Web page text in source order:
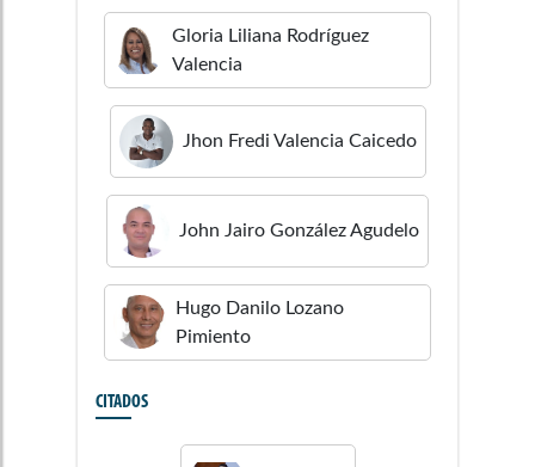
Gloria Liliana Rodríguez
Valencia
Jhon Fredi Valencia Caicedo
John Jairo González Agudelo
Hugo Danilo Lozano
Pimiento
CITADOS